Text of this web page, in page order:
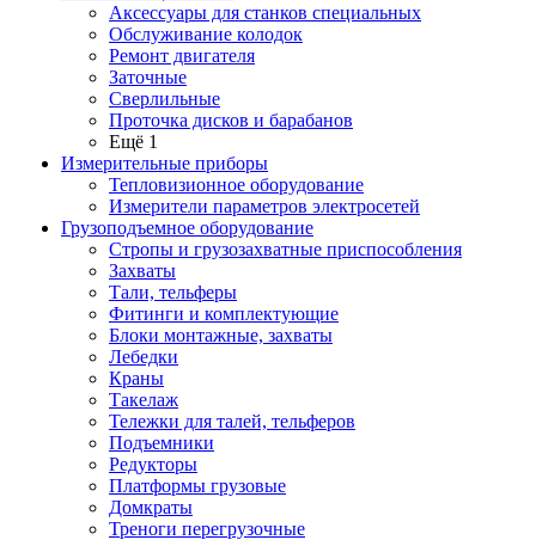
Аксессуары для станков специальных
Обслуживание колодок
Ремонт двигателя
Заточные
Сверлильные
Проточка дисков и барабанов
Ещё 1
Измерительные приборы
Тепловизионное оборудование
Измерители параметров электросетей
Грузоподъемное оборудование
Стропы и грузозахватные приспособления
Захваты
Тали, тельферы
Фитинги и комплектующие
Блоки монтажные, захваты
Лебедки
Краны
Такелаж
Тележки для талей, тельферов
Подъемники
Редукторы
Платформы грузовые
Домкраты
Треноги перегрузочные